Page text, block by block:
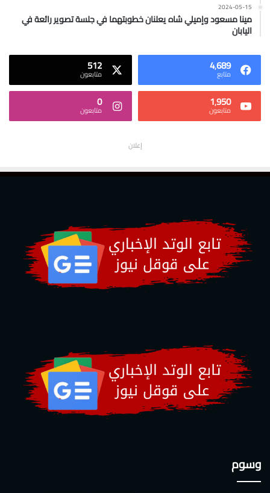
2024-05-15
مينا مسعود وإميلي شاه يعلنان خطوبتهما في جلسة تصوير رائعة في
اليابان
4٬689
متابع 512
متابعون
1٬950
متابعون 0
متابعون
إعلان
وسوم